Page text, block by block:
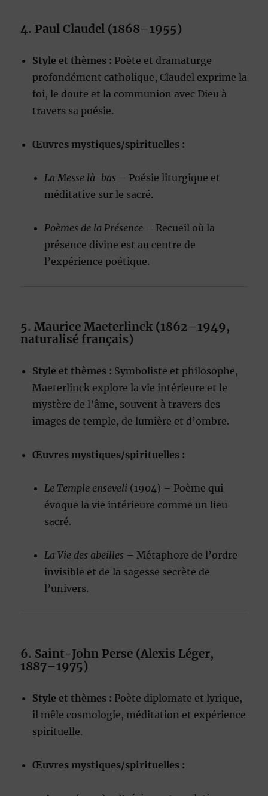
4. Paul Claudel (1868–1955)
Style et thèmes : Poète et dramaturge
profondément catholique, Claudel exprime la
foi, le doute et la communion avec Dieu à
travers sa poésie.
Œuvres mystiques/spirituelles :
La Messe là-bas – Poésie liturgique et
méditative sur le sacré.
Poèmes de la Présence – Recueil où la
présence divine est au centre de
l’expérience poétique.
5. Maurice Maeterlinck (1862–1949,
naturalisé français)
Style et thèmes : Symboliste et philosophe,
Maeterlinck explore la vie intérieure et le
mystère de l’âme, souvent à travers des
images de temple, de lumière et d’ombre.
Œuvres mystiques/spirituelles :
Le Temple enseveli (1904) – Poème qui
évoque la vie intérieure comme un lieu
sacré.
La Vie des abeilles – Métaphore de l’ordre
invisible et de la sagesse secrète de
l’univers.
6. Saint-John Perse (Alexis Léger,
1887–1975)
Style et thèmes : Poète diplomate et lyrique,
il mêle cosmologie, méditation et expérience
spirituelle.
Œuvres mystiques/spirituelles :